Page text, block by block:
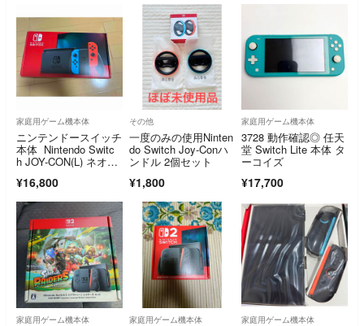
家庭用ゲーム機本体
ニンテンドースイッチ
本体 Nintendo Switc
h JOY-CON(L) ネオン
ド
¥16,800
その他
一度のみの使用Ninten
do Switch Joy-Conハ
ンドル 2個セット
¥1,800
家庭用ゲーム機本体
3728 動作確認◎ 任天
堂 Switch Lite 本体 タ
ーコイズ
¥17,700
家庭用ゲーム機本体 家庭用ゲーム機本体 家庭用ゲーム機本体